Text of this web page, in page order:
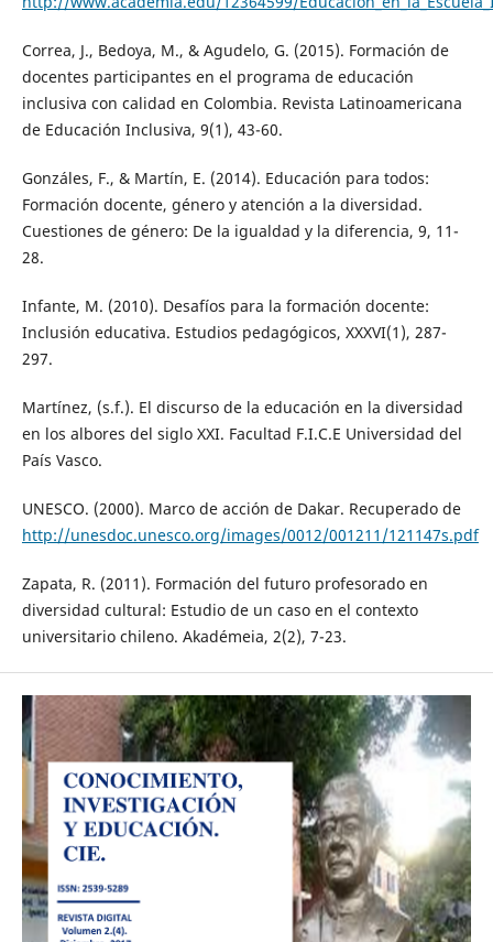
Correa, J., Bedoya, M., & Agudelo, G. (2015). Formación de
docentes participantes en el programa de educación
inclusiva con calidad en Colombia. Revista Latinoamericana
de Educación Inclusiva, 9(1), 43-60.
Gonzáles, F., & Martín, E. (2014). Educación para todos:
Formación docente, género y atención a la diversidad.
Cuestiones de género: De la igualdad y la diferencia, 9, 11-
28.
Infante, M. (2010). Desafíos para la formación docente:
Inclusión educativa. Estudios pedagógicos, XXXVI(1), 287-
297.
Martínez, (s.f.). El discurso de la educación en la diversidad
en los albores del siglo XXI. Facultad F.I.C.E Universidad del
País Vasco.
UNESCO. (2000). Marco de acción de Dakar. Recuperado de
http://unesdoc.unesco.org/images/0012/001211/121147s.pdf
Zapata, R. (2011). Formación del futuro profesorado en
diversidad cultural: Estudio de un caso en el contexto
universitario chileno. Akadémeia, 2(2), 7-23.